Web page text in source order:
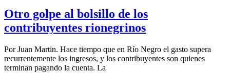
Otro golpe al bolsillo de los
contribuyentes rionegrinos
Por Juan Martin. Hace tiempo que en Río Negro el gasto supera
recurrentemente los ingresos, y los contribuyentes son quienes
terminan pagando la cuenta. La